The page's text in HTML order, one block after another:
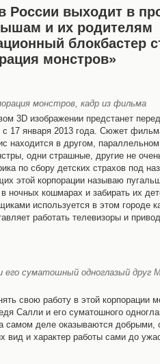
России выходит в
и их родителям
блокбастер
монстров»
монстров, кадр из фильма
3D изображении предстанет
с 17 января 2013 года. Сюжет
находится в другом,
одни страшные, другие не
по сбору детских страхов под
этой корпорации называю
ночных кошмарах и забирать их
используется в этом городе
работать телевизоры и
суматошный одноглазый друг
свою работу в этой корпорации
Салли и его суматошного
самом деле оказываются добрыми,
и характер работы сами до